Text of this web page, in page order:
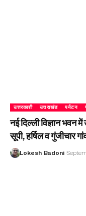
उत्तरकाशी उत्तराखंड पर्यटन
नई दिल्ली विज्ञान भवन
सूपी, हर्षिल व गुंजीचार
Lokesh Badoni